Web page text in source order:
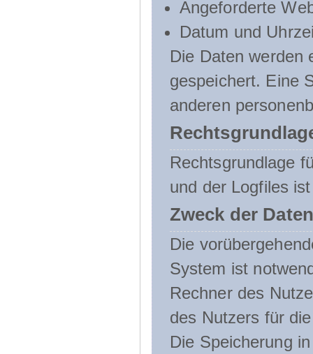
Angeforderte
Datum und
Die Daten werden
gespeichert. Eine
anderen
Rechtsgrundlage
und der Logfiles
Zweck der
Die
System ist
Rechner des
des Nutzers für
Die Speicherung